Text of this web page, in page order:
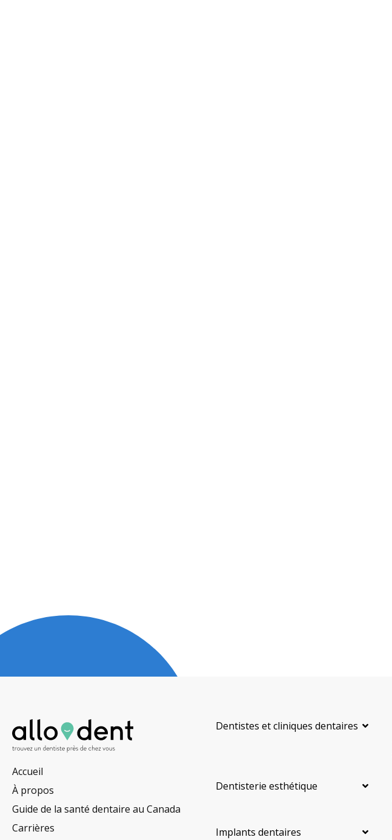
Accueil
À propos
Guide de la santé dentaire au Canada
Carrières
Dentistes et cliniques dentaires
Dentisterie esthétique
Implants dentaires